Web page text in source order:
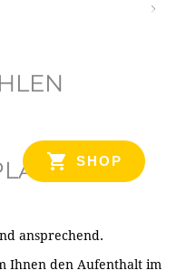
SHOP
ansprechend.
Ihnen den Aufenthalt im